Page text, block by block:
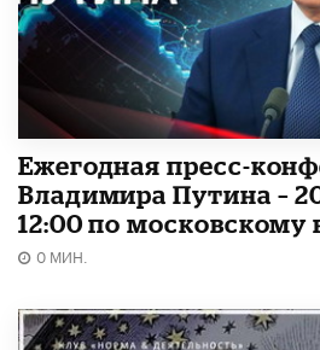
Ежегодная пресс-
Владимира Путина –
12:00 по московскому
0 МИН.